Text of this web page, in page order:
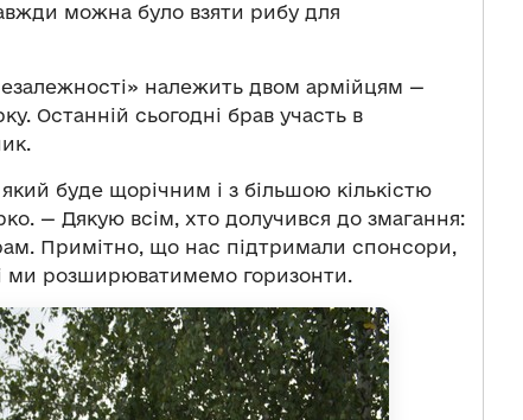
можна було взяти рибу для
належить двом армійцям —
Останній сьогодні брав участь в
буде щорічним і з більшою кількістю
— Дякую всім, хто долучився до змагання:
Примітно, що нас підтримали спонсори,
ми розширюватимемо горизонти.